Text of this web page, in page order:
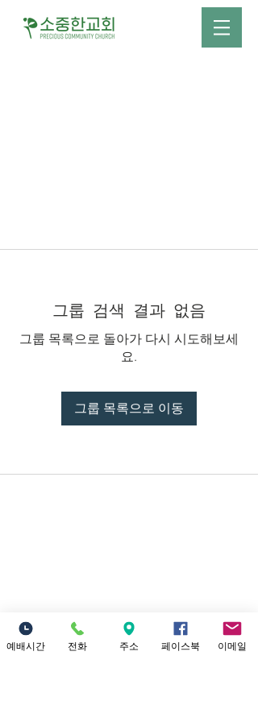
그룹 검색 결과 없음
그룹 목록으로 돌아가 다시 시도해보세
요.
그룹 목록으로 이동
예배시간 전화 주소 페이스북 이메일